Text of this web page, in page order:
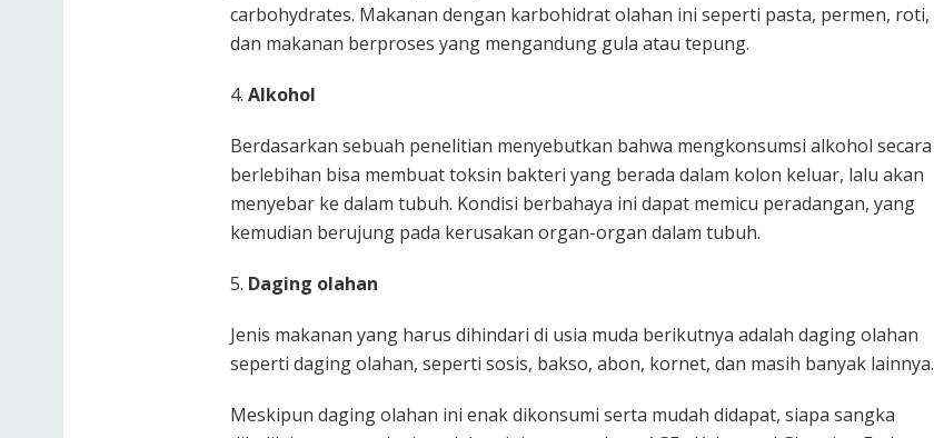
carbohydrates. Makanan dengan karbohidrat olahan ini seperti pasta, permen, roti,
dan makanan berproses yang mengandung gula atau tepung.
4. Alkohol
Berdasarkan sebuah penelitian menyebutkan bahwa mengkonsumsi alkohol secara
berlebihan bisa membuat toksin bakteri yang berada dalam kolon keluar, lalu akan
menyebar ke dalam tubuh. Kondisi berbahaya ini dapat memicu peradangan, yang
kemudian berujung pada kerusakan organ-organ dalam tubuh.
5. Daging olahan
Jenis makanan yang harus dihindari di usia muda berikutnya adalah daging olahan
seperti daging olahan, seperti sosis, bakso, abon, kornet, dan masih banyak lainnya.
Meskipun daging olahan ini enak dikonsumi serta mudah didapat, siapa sangka